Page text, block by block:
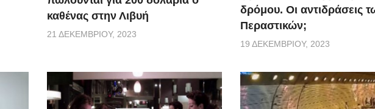
καθένας στην Λιβυή
21 ΔΕΚΕΜΒΡΊΟΥ, 2023
δρόμου. Οι αντιδράσεις
Περαστικών;
19 ΔΕΚΕΜΒΡΊΟΥ, 2023